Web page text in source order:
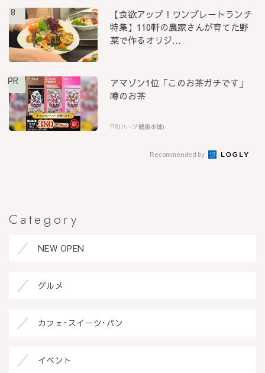
8
【食欲アップ！ワンプレートランチ
特集】110軒の農家さんが育てた野
菜で作るオリジ...
PR
アマゾン1位「このお茶ガチです」
噂のお茶
PR(ハーブ健康本舗)
Recommended by
Category
NEW OPEN
グルメ
カフェ･スイーツ･パン
イベント